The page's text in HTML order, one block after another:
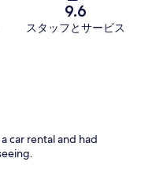
9.6
スタッフとサービス
car rental and had